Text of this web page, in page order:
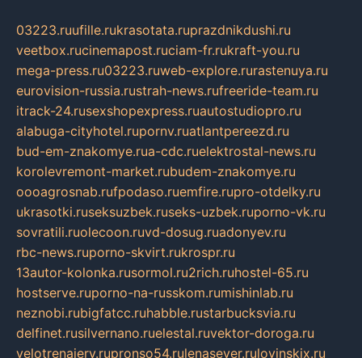
03223.ruufille.rukrasotata.ruprazdnikdushi.ru
veetbox.rucinemapost.ruciam-fr.rukraft-you.ru
mega-press.ru03223.ruweb-explore.rurastenuya.ru
eurovision-russia.rustrah-news.rufreeride-team.ru
itrack-24.rusexshopexpress.ruautostudiopro.ru
alabuga-cityhotel.rupornv.ruatlantpereezd.ru
bud-em-znakomye.rua-cdc.ruelektrostal-news.ru
korolevremont-market.rubudem-znakomye.ru
oooagrosnab.rufpodaso.ruemfire.rupro-otdelky.ru
ukrasotki.ruseksuzbek.ruseks-uzbek.ruporno-vk.ru
sovratili.ruolecoon.ruvd-dosug.ruadonyev.ru
rbc-news.ruporno-skvirt.rukrospr.ru
13autor-kolonka.rusormol.ru2rich.ruhostel-65.ru
hostserve.ruporno-na-russkom.rumishinlab.ru
neznobi.rubigfatcc.ruhabble.rustarbucksvia.ru
delfinet.rusilvernano.ruelestal.ruvektor-doroga.ru
velotrenajery.rupronso54.rulenasever.rulovinskix.ru